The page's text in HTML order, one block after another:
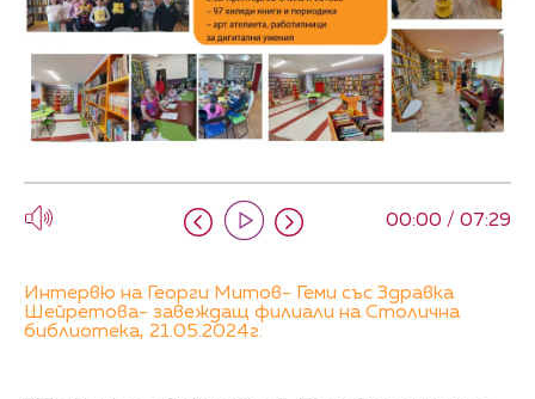
00:00 / 07:29
Интервю на Георги Митов- Геми със Здравка
Шейретова- завеждащ филиали на Столична
библиотека, 21.05.2024г.